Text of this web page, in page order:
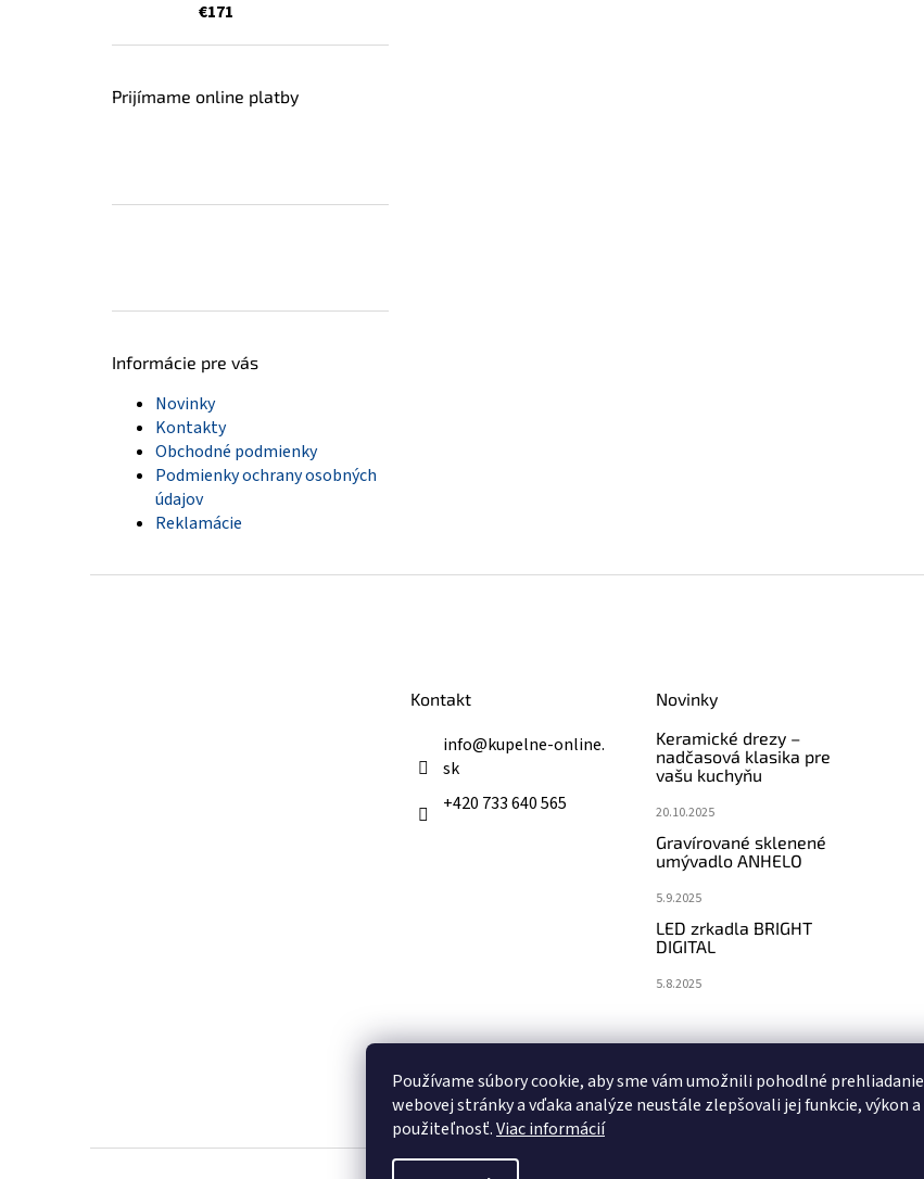
Používame súbory cookie, aby sme vám umožnili pohodlné prehliadanie
webovej stránky a vďaka analýze neustále zlepšovali jej funkcie, výkon a
použiteľnosť.Viac informácií
€171
Prijímame online platby
Informácie pre vás
Novinky
Kontakty
Obchodné podmienky
Podmienky ochrany osobných
údajov
Reklamácie
Kontakt
info@kupelne-online.
sk
+420 733 640 565
Novinky
Keramické drezy –
nadčasová klasika pre
vašu kuchyňu
20.10.2025
Gravírované sklenené
umývadlo ANHELO
5.9.2025
LED zrkadla BRIGHT
DIGITAL
5.8.2025